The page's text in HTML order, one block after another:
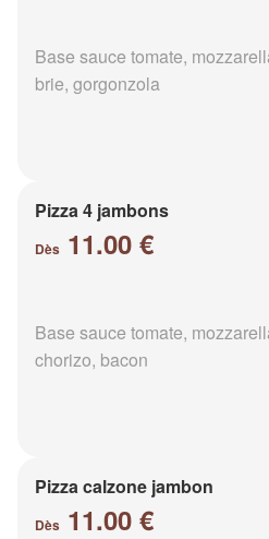
Base sauce tomate,
brie, gorgonzola
Pizza 4 jambons
Dès 11.00 €
Base sauce tomate,
chorizo, bacon
Pizza calzone jambon
Dès 11.00 €